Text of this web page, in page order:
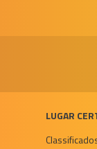
LUGAR